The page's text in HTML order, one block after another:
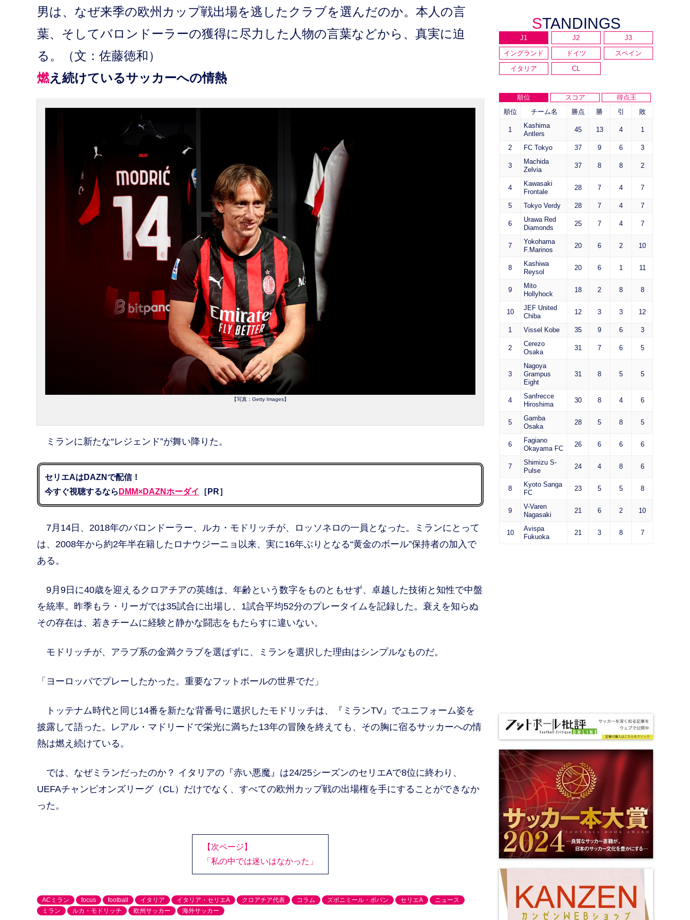
男は、なぜ来季の欧州カップ戦出場を逃したクラブを選んだのか。本人の言
葉、そしてバロンドーラーの獲得に尽力した人物の言葉などから、真実に迫
る。（文：佐藤徳和）
燃え続けているサッカーへの情熱
【写真：Getty Images】
ミランに新たな“レジェンド”が舞い降りた。
セリエAはDAZNで配信！
今すぐ視聴するなら DMM×DAZNホーダイ ［PR］
7月14日、2018年のバロンドーラー、ルカ・モドリッチが、ロッソネロの一員となった。ミランにとって
は、2008年から約2年半在籍したロナウジーニョ以来、実に16年ぶりとなる“黄金のボール”保持者の加入で
ある。
9月9日に40歳を迎えるクロアチアの英雄は、年齢という数字をものともせず、卓越した技術と知性で中盤
を統率。昨季もラ・リーガでは35試合に出場し、1試合平均52分のプレータイムを記録した。衰えを知らぬ
その存在は、若きチームに経験と静かな闘志をもたらすに違いない。
モドリッチが、アラブ系の金満クラブを選ばずに、ミランを選択した理由はシンプルなものだ。
「ヨーロッパでプレーしたかった。重要なフットボールの世界でだ」
トッテナム時代と同じ14番を新たな背番号に選択したモドリッチは、『ミランTV』でユニフォーム姿を
披露して語った。レアル・マドリードで栄光に満ちた13年の冒険を終えても、その胸に宿るサッカーへの情
熱は燃え続けている。
では、なぜミランだったのか？ イタリアの『赤い悪魔』は24/25シーズンのセリエAで8位に終わり、
UEFAチャンピオンズリーグ（CL）だけでなく、すべての欧州カップ戦の出場権を手にすることができなか
った。
【次ページ】
「私の中では迷いはなかった」
ACミラン focus football イタリア イタリア・セリエA クロアチア代表 コラム ズボニミール・ボバン セリエA
ニュース
ミラン
ルカ・モドリッチ 欧州サッカー 海外サッカー
STANDINGS
J1 J2
J3
イングランド
ドイツ
スペイン
イタリア
CL
順位 スコア
得点王
順位
チーム名 勝点 勝 引 敗
1
Kashima
Antlers
45 13 4 1
2 FC Tokyo 37 9 6 3
3
Machida
Zelvia
37 8 8 2
4
Kawasaki
Frontale
28 7 4 7
5 Tokyo Verdy 28 7 4 7
6
Urawa Red
Diamonds
25 7 4 7
7
Yokohama
F.Marinos
20 6 2 10
8
Kashiwa
Reysol
20 6 1 11
9
Mito
Hollyhock
18 2 8 8
10
JEF United
Chiba
12 3 3 12
1 Vissel Kobe 35 9 6 3
2
Cerezo
Osaka
31 7 6 5
3
Nagoya
Grampus
Eight
31 8 5 5
4
Sanfrecce
Hiroshima
30 8 4 6
5
Gamba
Osaka
28 5 8 5
6
Fagiano
Okayama FC
26 6 6 6
7
Shimizu S-
Pulse
24 4 8 6
8
Kyoto Sanga
FC
23 5 5 8
9
V-Varen
Nagasaki
21 6 2 10
10
Avispa
Fukuoka
21 3 8 7